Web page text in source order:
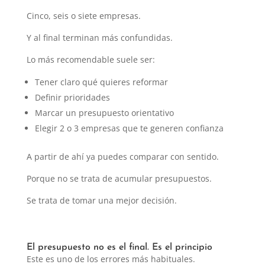
Cinco, seis o siete empresas.
Y al final terminan más confundidas.
Lo más recomendable suele ser:
Tener claro qué quieres reformar
Definir prioridades
Marcar un presupuesto orientativo
Elegir 2 o 3 empresas que te generen confianza
A partir de ahí ya puedes comparar con sentido.
Porque no se trata de acumular presupuestos.
Se trata de tomar una mejor decisión.
El presupuesto no es el final. Es el principio
Este es uno de los errores más habituales.